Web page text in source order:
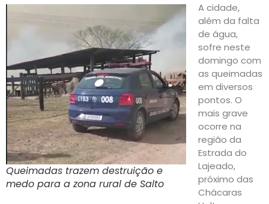
Queimadas trazem destruição e
medo para a zona rural de Salto
A cidade,
além da falta
de água,
sofre neste
domingo com
as queimadas
em diversos
pontos. O
mais grave
ocorre na
região da
Estrada do
Lajeado,
próximo das
Chácaras